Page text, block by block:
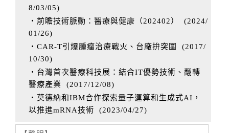
8/03/05)
‧前瞻技術脈動：醫療與健康（202402）
(2024/
01/26)
‧CAR-T引爆腫瘤治療戰火、台廠拚突圍
(2017/
10/30)
‧台灣首次醫療科技展：結合IT優勢技術、翻轉
醫療產業
(2017/12/08)
‧莫德納和IBM合作探索量子運算和生成式AI，
以推進mRNA技術 (2023/04/27)